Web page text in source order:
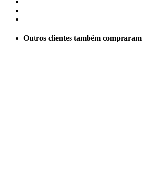
Outros clientes também compraram